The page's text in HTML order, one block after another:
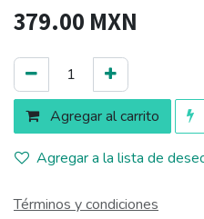
379.00 MXN
Agregar al carrito
Agregar a la lista de
Términos y condiciones